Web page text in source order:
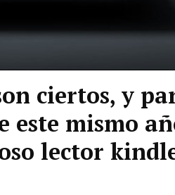
ciertos, y
este mismo
lector